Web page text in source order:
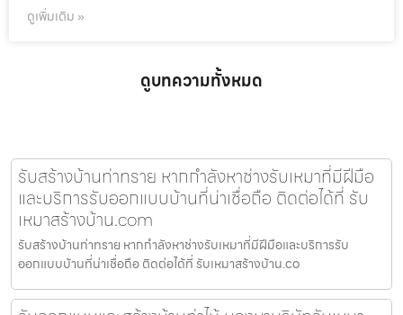
ดูเพิ่มเติม »
ดูบทความทั้งหมด
รับสร้างบ้านท่าทราย หากกำลังหาช่างรับเหมาที่มีฝีมือ
และบริการรับออกแบบบ้านที่น่าเชื่อถือ ติดต่อได้ที่ รับ
เหมาสร้างบ้าน.com
รับสร้างบ้านท่าทราย หากกำลังหาช่างรับเหมาที่มีฝีมือและบริการรับ
ออกแบบบ้านที่น่าเชื่อถือ ติดต่อได้ที่ รับเหมาสร้างบ้าน.co